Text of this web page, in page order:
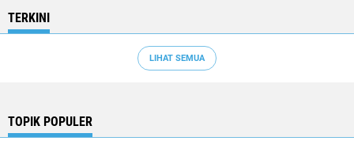
TERKINI
LIHAT SEMUA
TOPIK POPULER